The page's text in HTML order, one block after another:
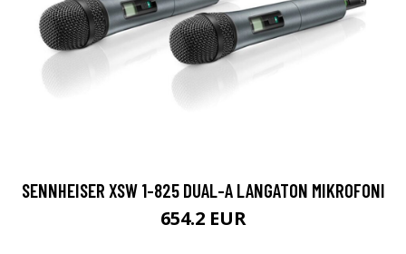
SENNHEISER XSW 1-825 DUAL-A LANGATON MIKROFONI
654.2 EUR